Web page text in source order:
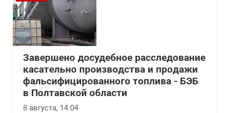
Завершено досудебное расследование
касательно производства и продажи
фальсифицированного топлива - БЭБ
в Полтавской области
8 августа, 14:04